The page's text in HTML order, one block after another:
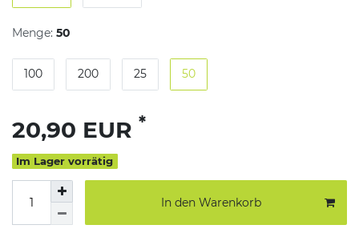
Menge: 50
100 200 25 50
20,90 EUR *
Im Lager vorrätig
In den Warenkorb